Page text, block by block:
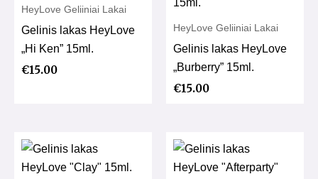
HeyLove Geliiniai Lakai
Gelinis lakas HeyLove
„Hi Ken” 15ml.
€15.00
HeyLove Geliiniai Lakai
Gelinis lakas HeyLove
„Burberry” 15ml.
€15.00